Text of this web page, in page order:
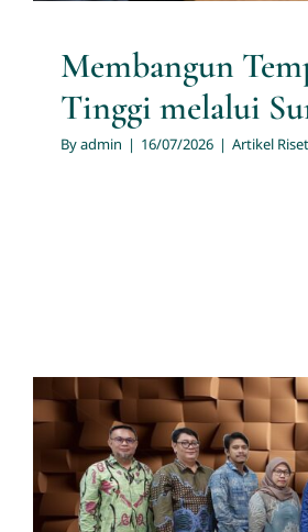
Membangun
Tinggi melalui
Byadmin | 16/07/2026 | Artikel Riset
Peran Penting